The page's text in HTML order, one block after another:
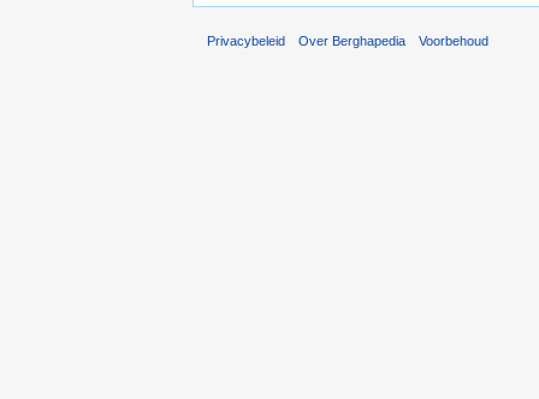
Privacybeleid Over Berghapedia Voorbehoud